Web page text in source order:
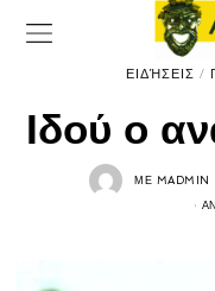
ΕΙΔΉΣΕΙΣ /
Ιδού ο
ΜΕ MADMIN